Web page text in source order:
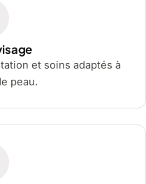
et soins adaptés à
peau.